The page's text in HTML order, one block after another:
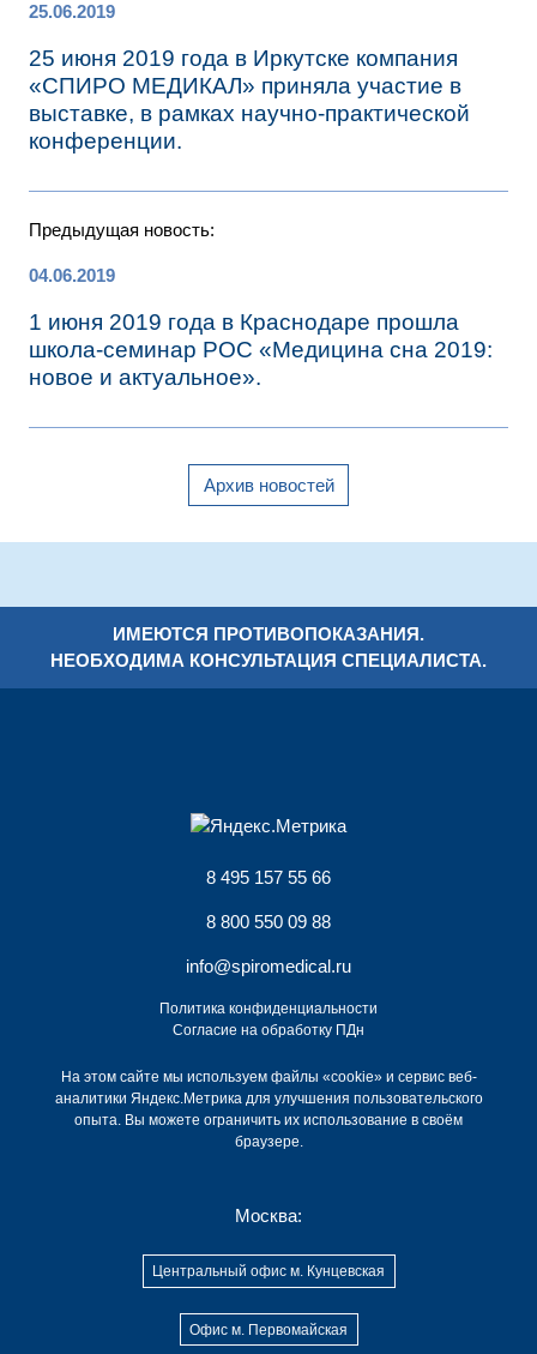
25.06.2019
25 июня 2019 года в Иркутске компания
«СПИРО МЕДИКАЛ» приняла участие в
выставке, в рамках научно-практической
конференции.
Предыдущая новость:
04.06.2019
1 июня 2019 года в Краснодаре прошла
школа-семинар РОС «Медицина сна 2019:
новое и актуальное».
Архив новостей
ИМЕЮТСЯ ПРОТИВОПОКАЗАНИЯ.
НЕОБХОДИМА КОНСУЛЬТАЦИЯ СПЕЦИАЛИСТА.
Москва:
Центральный офис м. Кунцевская
Офис м. Первомайская
8 495 157 55 66
8 800 550 09 88
info@spiromedical.ru
Политика конфиденциальности
Согласие на обработку ПДн
На этом сайте мы используем файлы «cookie» и сервис веб-
аналитики Яндекс.Метрика для улучшения пользовательского
опыта. Вы можете ограничить их использование в своём
браузере.